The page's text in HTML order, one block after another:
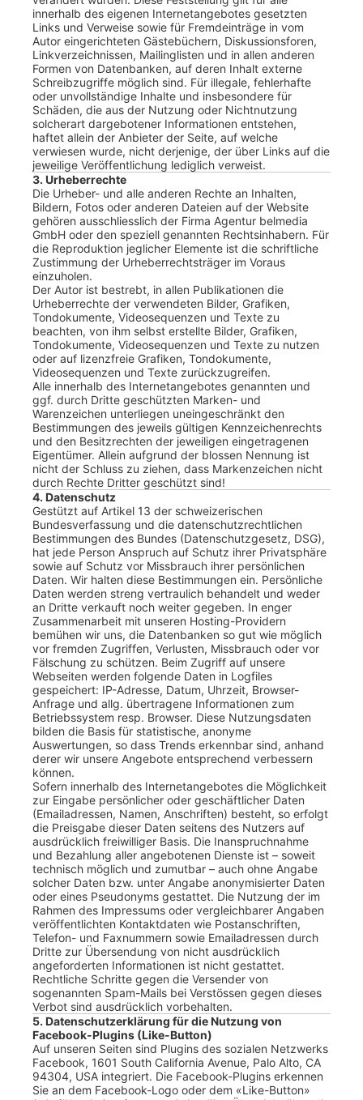
innerhalb des eigenen Internetangebotes gesetzten
Links und Verweise sowie für Fremdeinträge in vom
Autor eingerichteten Gästebüchern, Diskussionsforen,
Linkverzeichnissen, Mailinglisten und in allen anderen
Formen von Datenbanken, auf deren Inhalt externe
Schreibzugriffe möglich sind. Für illegale, fehlerhafte
oder unvollständige Inhalte und insbesondere für
Schäden, die aus der Nutzung oder Nichtnutzung
solcherart dargebotener Informationen entstehen,
haftet allein der Anbieter der Seite, auf welche
verwiesen wurde, nicht derjenige, der über Links auf die
jeweilige Veröffentlichung lediglich verweist.
3. Urheberrechte
Die Urheber- und alle anderen Rechte an Inhalten,
Bildern, Fotos oder anderen Dateien auf der Website
gehören ausschliesslich der Firma Agentur belmedia
GmbH oder den speziell genannten Rechtsinhabern. Für
die Reproduktion jeglicher Elemente ist die schriftliche
Zustimmung der Urheberrechtsträger im Voraus
einzuholen.
Der Autor ist bestrebt, in allen Publikationen die
Urheberrechte der verwendeten Bilder, Grafiken,
Tondokumente, Videosequenzen und Texte zu
beachten, von ihm selbst erstellte Bilder, Grafiken,
Tondokumente, Videosequenzen und Texte zu nutzen
oder auf lizenzfreie Grafiken, Tondokumente,
Videosequenzen und Texte zurückzugreifen.
Alle innerhalb des Internetangebotes genannten und
ggf. durch Dritte geschützten Marken- und
Warenzeichen unterliegen uneingeschränkt den
Bestimmungen des jeweils gültigen Kennzeichenrechts
und den Besitzrechten der jeweiligen eingetragenen
Eigentümer. Allein aufgrund der blossen Nennung ist
nicht der Schluss zu ziehen, dass Markenzeichen nicht
durch Rechte Dritter geschützt sind!
4. Datenschutz
Gestützt auf Artikel 13 der schweizerischen
Bundesverfassung und die datenschutzrechtlichen
Bestimmungen des Bundes (Datenschutzgesetz, DSG),
hat jede Person Anspruch auf Schutz ihrer Privatsphäre
sowie auf Schutz vor Missbrauch ihrer persönlichen
Daten. Wir halten diese Bestimmungen ein. Persönliche
Daten werden streng vertraulich behandelt und weder
an Dritte verkauft noch weiter gegeben. In enger
Zusammenarbeit mit unseren Hosting-Providern
bemühen wir uns, die Datenbanken so gut wie möglich
vor fremden Zugriffen, Verlusten, Missbrauch oder vor
Fälschung zu schützen. Beim Zugriff auf unsere
Webseiten werden folgende Daten in Logfiles
gespeichert: IP-Adresse, Datum, Uhrzeit, Browser-
Anfrage und allg. übertragene Informationen zum
Betriebssystem resp. Browser. Diese Nutzungsdaten
bilden die Basis für statistische, anonyme
Auswertungen, so dass Trends erkennbar sind, anhand
derer wir unsere Angebote entsprechend verbessern
können.
Sofern innerhalb des Internetangebotes die Möglichkeit
zur Eingabe persönlicher oder geschäftlicher Daten
(Emailadressen, Namen, Anschriften) besteht, so erfolgt
die Preisgabe dieser Daten seitens des Nutzers auf
ausdrücklich freiwilliger Basis. Die Inanspruchnahme
und Bezahlung aller angebotenen Dienste ist – soweit
technisch möglich und zumutbar – auch ohne Angabe
solcher Daten bzw. unter Angabe anonymisierter Daten
oder eines Pseudonyms gestattet. Die Nutzung der im
Rahmen des Impressums oder vergleichbarer Angaben
veröffentlichten Kontaktdaten wie Postanschriften,
Telefon- und Faxnummern sowie Emailadressen durch
Dritte zur Übersendung von nicht ausdrücklich
angeforderten Informationen ist nicht gestattet.
Rechtliche Schritte gegen die Versender von
sogenannten Spam-Mails bei Verstössen gegen dieses
Verbot sind ausdrücklich vorbehalten.
5. Datenschutzerklärung für die Nutzung von
Facebook-Plugins (Like-Button)
Auf unseren Seiten sind Plugins des sozialen Netzwerks
Facebook, 1601 South California Avenue, Palo Alto, CA
94304, USA integriert. Die Facebook-Plugins erkennen
Sie an dem Facebook-Logo oder dem «Like-Button»